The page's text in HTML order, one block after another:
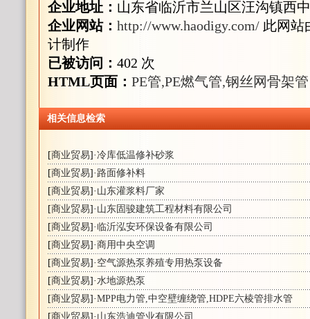
企业地址： 山东省临沂市兰山区汪沟镇西
企业网站： http://www.haodigy.com/ 此网站
计制作
已被访问： 402 次
HTML页面： PE管,PE燃气管,钢丝网骨架管
相关信息检索
[商业贸易]·冷库低温修补砂浆
[商业贸易]· 路面修补料
[商业贸易]· 山东灌浆料厂家
[商业贸易]· 山东固骏建筑工程材料有限公司
[商业贸易]·临沂泓安环保设备有限公司
[商业贸易]·商用中央空调
[商业贸易]· 空气源热泵养殖专用热泵设备
[商业贸易]·水地源热泵
[商业贸易]·MPP电力管,中空壁缠绕管,HDPE六棱管排水管
[商业贸易]· 山东浩迪管业有限公司